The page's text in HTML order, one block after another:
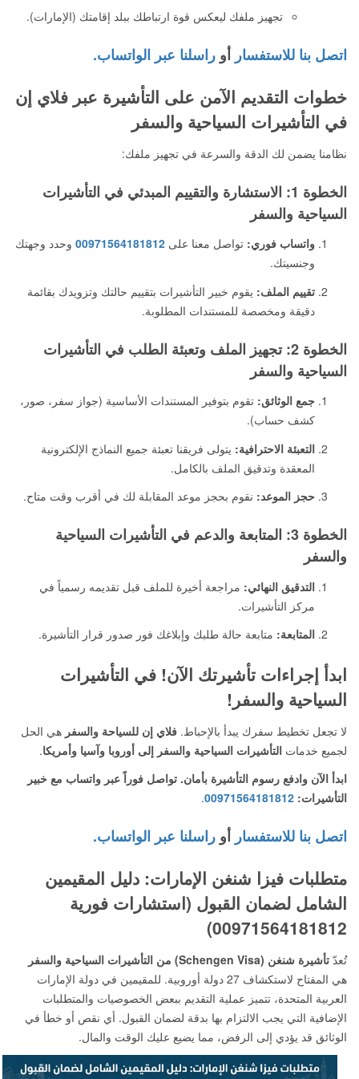
تجهيز ملفك ليعكس قوة ارتباطك ببلد إقامتك (الإمارات).
اتصل بنا للاستفسار أو راسلنا عبر الواتساب.
خطوات التقديم الآمن على التأشيرة عبر فلاي إن
في التأشيرات السياحية والسفر
نظامنا يضمن لك الدقة والسرعة في تجهيز ملفك:
الخطوة 1: الاستشارة والتقييم المبدئي في التأشيرات
السياحية والسفر
واتساب فوري: تواصل معنا على 00971564181812 وحدد وجهتك
وجنسيتك.
تقييم الملف: يقوم خبير التأشيرات بتقييم حالتك وتزويدك بقائمة
دقيقة ومخصصة للمستندات المطلوبة.
الخطوة 2: تجهيز الملف وتعبئة الطلب في التأشيرات
السياحية والسفر
جمع الوثائق: تقوم بتوفير المستندات الأساسية (جواز سفر، صور،
كشف حساب).
التعبئة الاحترافية: يتولى فريقنا تعبئة جميع النماذج الإلكترونية
المعقدة وتدقيق الملف بالكامل.
حجز الموعد: نقوم بحجز موعد المقابلة لك في أقرب وقت متاح.
الخطوة 3: المتابعة والدعم في التأشيرات السياحية
والسفر
التدقيق النهائي: مراجعة أخيرة للملف قبل تقديمه رسمياً في
مركز التأشيرات.
المتابعة: متابعة حالة طلبك وإبلاغك فور صدور قرار التأشيرة.
ابدأ إجراءات تأشيرتك الآن! في التأشيرات
السياحية والسفر!
لا تجعل تخطيط سفرك يبدأ بالإحباط. فلاي إن للسياحة والسفر هي الحل
لجميع خدمات التأشيرات السياحية والسفر إلى أوروبا وآسيا وأمريكا.
ابدأ الآن وادفع رسوم التأشيرة بأمان. تواصل فوراً عبر واتساب مع خبير
التأشيرات: 00971564181812
.
اتصل بنا للاستفسار أو راسلنا عبر الواتساب.
متطلبات فيزا شنغن الإمارات: دليل المقيمين
الشامل لضمان القبول (استشارات فورية
00971564181812)
تُعدّ تأشيرة شنغن (Schengen Visa) من التأشيرات السياحية والسفر
هي المفتاح لاستكشاف 27 دولة أوروبية. للمقيمين في دولة الإمارات
العربية المتحدة، تتميز عملية التقديم ببعض الخصوصيات والمتطلبات
الإضافية التي يجب الالتزام بها بدقة لضمان القبول. أي نقص أو خطأ في
الوثائق قد يؤدي إلى الرفض، مما يضيع عليك الوقت والمال.